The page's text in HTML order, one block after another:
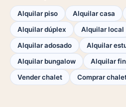
Alquilar piso Alquilar casa
Alquilar dúplex
Alquilar local
Alquilar adosado
Alquilar
Alquilar bungalow
Alquilar
Vender chalet
Comprar